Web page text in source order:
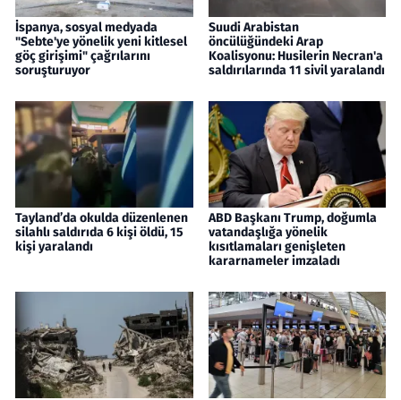
İspanya, sosyal medyada
"Sebte'ye yönelik yeni kitlesel
göç girişimi" çağrılarını
soruşturuyor
Suudi Arabistan
öncülüğündeki Arap
Koalisyonu: Husilerin Necran'a
saldırılarında 11 sivil yaralandı
Tayland’da okulda düzenlenen
silahlı saldırıda 6 kişi öldü, 15
kişi yaralandı
ABD Başkanı Trump, doğumla
vatandaşlığa yönelik
kısıtlamaları genişleten
kararnameler imzaladı